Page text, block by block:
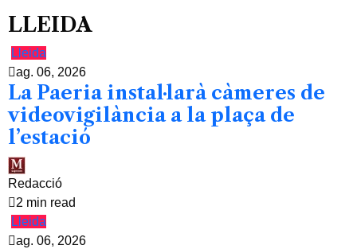
LLEIDA
Lleida
ag. 06, 2026
La Paeria instal·larà càmeres de
videovigilància a la plaça de
l’estació
Redacció
2 min read
Lleida
ag. 06, 2026